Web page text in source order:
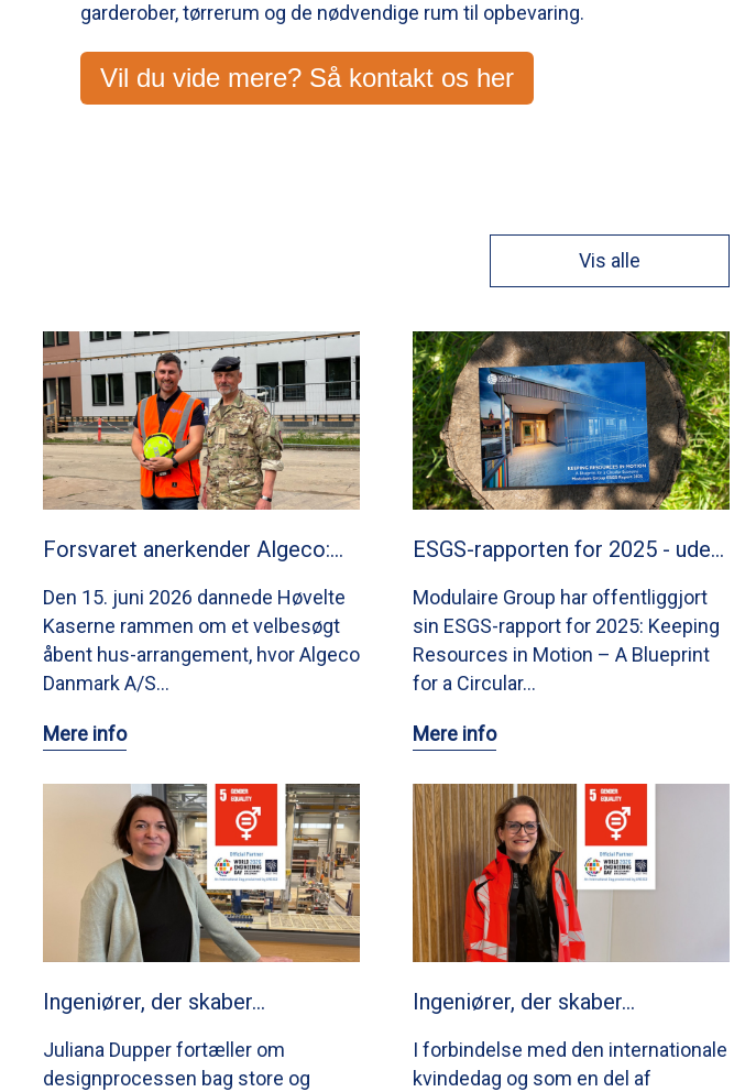
garderober, tørrerum og de nødvendige rum til opbevaring.
Vil du vide mere? Så kontakt os her
Vis alle
Forsvaret anerkender Algeco:…
Den 15. juni 2026 dannede Høvelte
Kaserne rammen om et velbesøgt
åbent hus-arrangement, hvor Algeco
Danmark A/S…
Mere info
ESGS-rapporten for 2025 - ude…
Modulaire Group har offentliggjort
sin ESGS-rapport for 2025: Keeping
Resources in Motion – A Blueprint
for a Circular…
Mere info
Ingeniører, der skaber…
Juliana Dupper fortæller om
designprocessen bag store og
Ingeniører, der skaber…
I forbindelse med den internationale
kvindedag og som en del af